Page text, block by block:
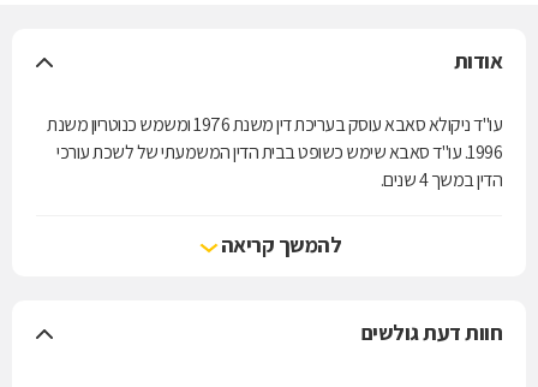
אודות
עו"ד ניקולא סאבא עוסק בעריכת דין משנת 1976 ומשמש כנוטריון משנת
1996. עו"ד סאבא שימש כשופט בבית הדין המשמעתי של לשכת עורכי
הדין במשך 4 שנים.
מקצועיים.
להמשך קריאה
חוות דעת גולשים